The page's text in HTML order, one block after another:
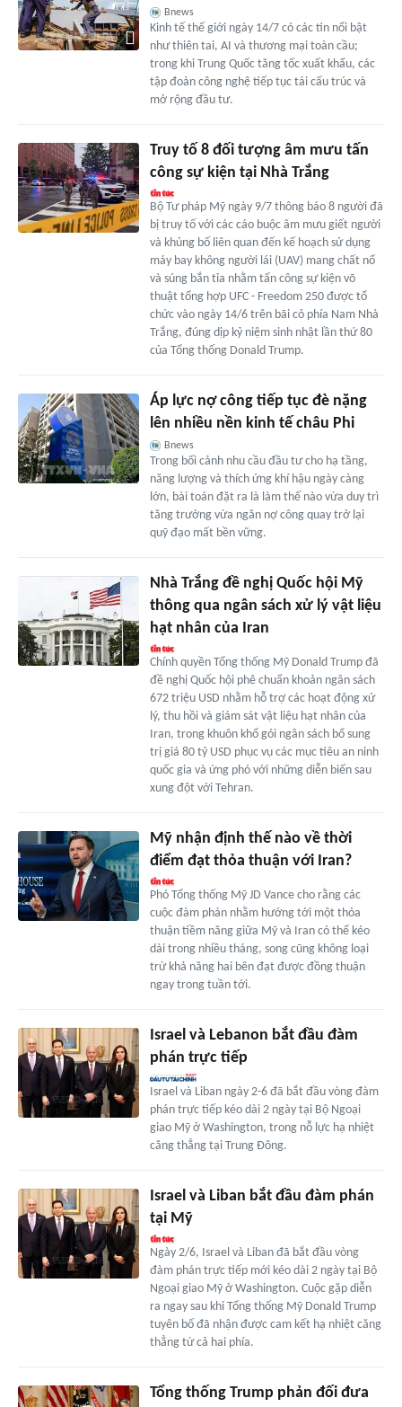
Bnews
Kinh tế thế giới ngày 14/7 có các tin nổi bật
như thiên tai, AI và thương mại toàn cầu;
trong khi Trung Quốc tăng tốc xuất khẩu, các
tập đoàn công nghệ tiếp tục tái cấu trúc và
mở rộng đầu tư.
Truy tố 8 đối tượng âm mưu tấn
công sự kiện tại Nhà Trắng
Bộ Tư pháp Mỹ ngày 9/7 thông báo 8 người đã
bị truy tố với các cáo buộc âm mưu giết người
và khủng bố liên quan đến kế hoạch sử dụng
máy bay không người lái (UAV) mang chất nổ
và súng bắn tỉa nhằm tấn công sự kiện võ
thuật tổng hợp UFC - Freedom 250 được tổ
chức vào ngày 14/6 trên bãi cỏ phía Nam Nhà
Trắng, đúng dịp kỷ niệm sinh nhật lần thứ 80
của Tổng thống Donald Trump.
Áp lực nợ công tiếp tục đè nặng
lên nhiều nền kinh tế châu Phi
Bnews
Trong bối cảnh nhu cầu đầu tư cho hạ tầng,
năng lượng và thích ứng khí hậu ngày càng
lớn, bài toán đặt ra là làm thế nào vừa duy trì
tăng trưởng vừa ngăn nợ công quay trở lại
quỹ đạo mất bền vững.
Nhà Trắng đề nghị Quốc hội Mỹ
thông qua ngân sách xử lý vật liệu
hạt nhân của Iran
Chính quyền Tổng thống Mỹ Donald Trump đã
đề nghị Quốc hội phê chuẩn khoản ngân sách
672 triệu USD nhằm hỗ trợ các hoạt động xử
lý, thu hồi và giám sát vật liệu hạt nhân của
Iran, trong khuôn khổ gói ngân sách bổ sung
trị giá 80 tỷ USD phục vụ các mục tiêu an ninh
quốc gia và ứng phó với những diễn biến sau
xung đột với Tehran.
Mỹ nhận định thế nào về thời
điểm đạt thỏa thuận với Iran?
Phó Tổng thống Mỹ JD Vance cho rằng các
cuộc đàm phán nhằm hướng tới một thỏa
thuận tiềm năng giữa Mỹ và Iran có thể kéo
dài trong nhiều tháng, song cũng không loại
trừ khả năng hai bên đạt được đồng thuận
ngay trong tuần tới.
Israel và Lebanon bắt đầu đàm
phán trực tiếp
Israel và Liban ngày 2-6 đã bắt đầu vòng đàm
phán trực tiếp kéo dài 2 ngày tại Bộ Ngoại
giao Mỹ ở Washington, trong nỗ lực hạ nhiệt
căng thẳng tại Trung Đông.
Israel và Liban bắt đầu đàm phán
tại Mỹ
Ngày 2/6, Israel và Liban đã bắt đầu vòng
đàm phán trực tiếp mới kéo dài 2 ngày tại Bộ
Ngoại giao Mỹ ở Washington. Cuộc gặp diễn
ra ngay sau khi Tổng thống Mỹ Donald Trump
tuyên bố đã nhận được cam kết hạ nhiệt căng
thẳng từ cả hai phía.
Tổng thống Trump phản đối đưa